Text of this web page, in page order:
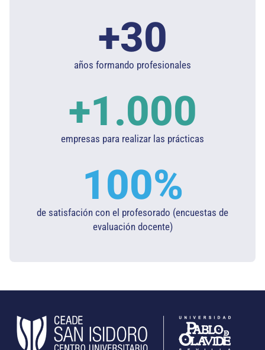
años formando profesionales
+30
empresas para realizar las prácticas
+1.000
de satisfación con el profesorado (encuestas de
evaluación docente)​
100%